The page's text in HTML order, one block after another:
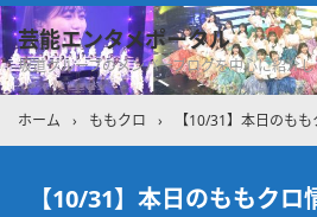
芸能エンタメポータル
坂道グループのメンバーブログを中心に紹介
ホーム › ももクロ › 【10/31】本日のも
【10/31】本日のももクロ